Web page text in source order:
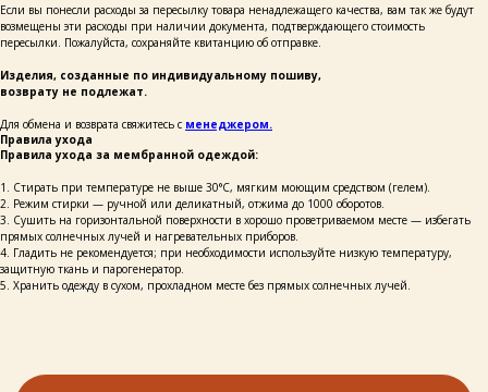
Если вы понесли расходы за пересылку товара ненадлежащего качества, вам так же будут
возмещены эти расходы при наличии документа, подтверждающего стоимость
пересылки. Пожалуйста, сохраняйте квитанцию об отправке.
Изделия, созданные по индивидуальному пошиву,
возврату не подлежат.
Для обмена и возврата свяжитесь с менеджером.
Правила ухода
Правила ухода за мембранной одеждой:
1. Стирать при температуре не выше 30°C, мягким моющим средством (гелем).
2. Режим стирки — ручной или деликатный, отжима до 1000 оборотов.
3. Сушить на горизонтальной поверхности в хорошо проветриваемом месте — избегать
прямых солнечных лучей и нагревательных приборов.
4. Гладить не рекомендуется; при необходимости используйте низкую температуру,
защитную ткань и парогенератор.
5. Хранить одежду в сухом, прохладном месте без прямых солнечных лучей.
публичная оферта
разработка сайта
Магазин:
г. Красноярск,
Магазин работает
в режиме предварительной записи.
для брони времени